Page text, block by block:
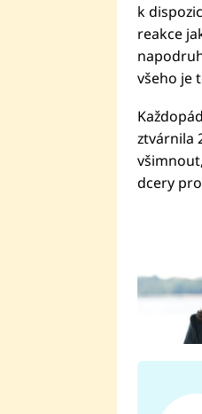
k
reakce
všeho je
ztvárnila
dcery